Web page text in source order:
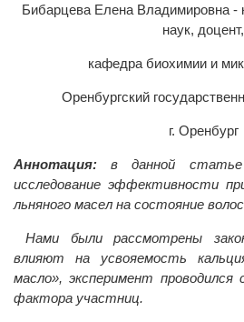
Бибарцева Елена Владимировна -
наук, доцент,
кафедра биохимии и
Оренбургский
г. Оренбург
Аннотация: в данной статье
исследование эффективности
льняного масел на состояние
Нами были рассмотрены
влияют на усвояемость
масло», эксперимент
фактора участниц.